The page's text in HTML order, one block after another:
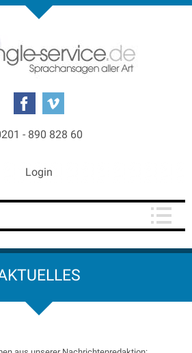
- 890 828 60
Login